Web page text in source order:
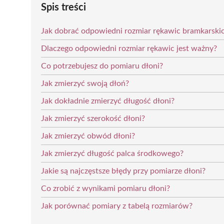
Spis treści
Jak dobrać odpowiedni rozmiar rękawic
Dlaczego odpowiedni rozmiar rękawic jest ważny?
Co potrzebujesz do pomiaru dłoni?
Jak zmierzyć swoją dłoń?
Jak dokładnie zmierzyć długość dłoni?
Jak zmierzyć szerokość dłoni?
Jak zmierzyć obwód dłoni?
Jak zmierzyć długość palca środkowego?
Jakie są najczęstsze błędy przy pomiarze dłoni?
Co zrobić z wynikami pomiaru dłoni?
Jak porównać pomiary z tabelą rozmiarów?